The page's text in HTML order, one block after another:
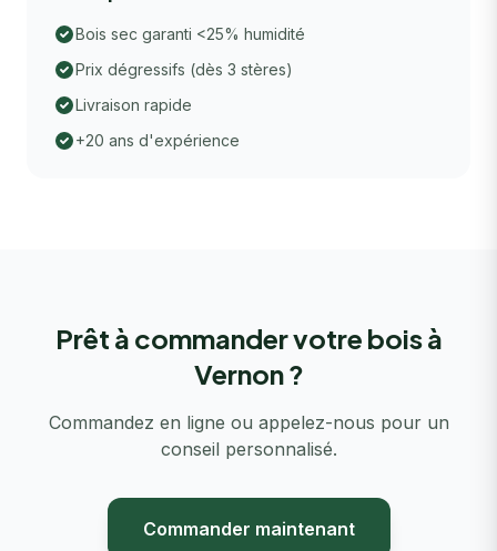
Bois sec garanti <25% humidité
Prix dégressifs (dès 3 stères)
Livraison rapide
+20 ans d'expérience
Prêt à commander votre bois à
Vernon ?
Commandez en ligne ou appelez-nous pour un
conseil personnalisé.
Commander maintenant